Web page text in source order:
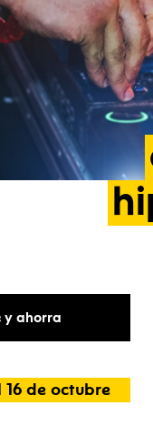
y ahorra
de octubre